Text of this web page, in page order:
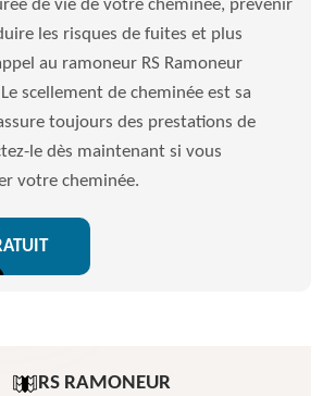
de vie de votre cheminée, prévenir
les risques de fuites et plus
au ramoneur RS Ramoneur
scellement de cheminée est sa
toujours des prestations de
le dès maintenant si vous
votre cheminée.
RS RAMONEUR